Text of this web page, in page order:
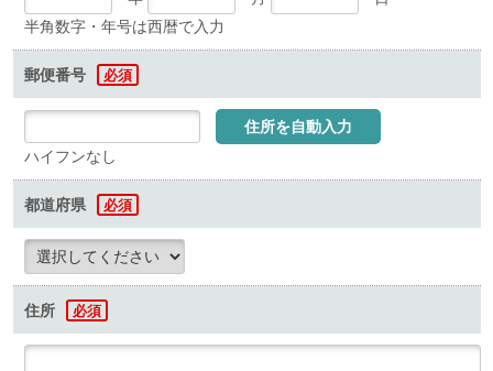
半角数字・年号は西暦で入力
郵便番号 必須
住所を自動入力
ハイフンなし
都道府県 必須
住所 必須